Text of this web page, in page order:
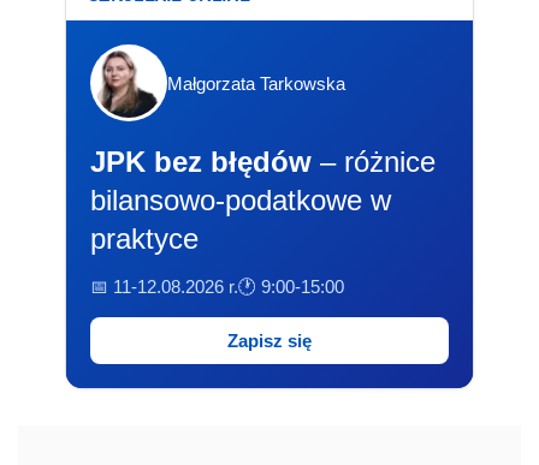
Małgorzata Tarkowska
JPK bez błędów – różnice
bilansowo-podatkowe w
praktyce
📅 11-12.08.2026 r.🕐 9:00-15:00
Zapisz się